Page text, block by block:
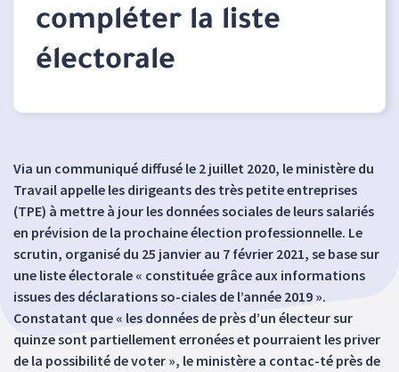
compléter la liste
électorale
Via un communiqué diffusé le 2 juillet 2020, le ministère du
Travail appelle les dirigeants des très petite entreprises
(TPE) à mettre à jour les données sociales de leurs salariés
en prévision de la prochaine élection professionnelle. Le
scrutin, organisé du 25 janvier au 7 février 2021, se base sur
une liste électorale « constituée grâce aux informations
issues des déclarations so-ciales de l’année 2019 ».
Constatant que « les données de près d’un électeur sur
quinze sont partiellement erronées et pourraient les priver
de la possibilité de voter », le ministère a contac-té près de